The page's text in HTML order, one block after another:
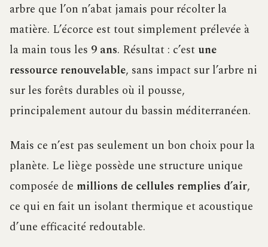
arbre que l’on n’abat jamais pour récolter la
matière. L’écorce est tout simplement prélevée à
la main tous les 9 ans. Résultat : c’est une
ressource renouvelable, sans impact sur l’arbre ni
sur les forêts durables où il pousse,
principalement autour du bassin méditerranéen.
Mais ce n’est pas seulement un bon choix pour la
planète. Le liège possède une structure unique
composée de millions de cellules remplies d’air,
ce qui en fait un isolant thermique et acoustique
d’une efficacité redoutable.